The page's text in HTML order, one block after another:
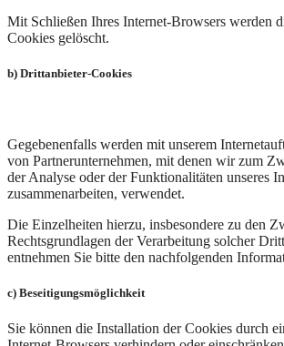
Mit Schließen Ihres Internet-Browsers werden
Cookies gelöscht.
b) Drittanbieter-Cookies
Gegebenenfalls werden mit unserem
von Partnerunternehmen, mit denen wir zum
der Analyse oder der Funktionalitäten unseres
zusammenarbeiten, verwendet.
Die Einzelheiten hierzu, insbesondere zu den
Rechtsgrundlagen der Verarbeitung solcher
entnehmen Sie bitte den nachfolgenden
c) Beseitigungsmöglichkeit
Sie können die Installation der Cookies durch